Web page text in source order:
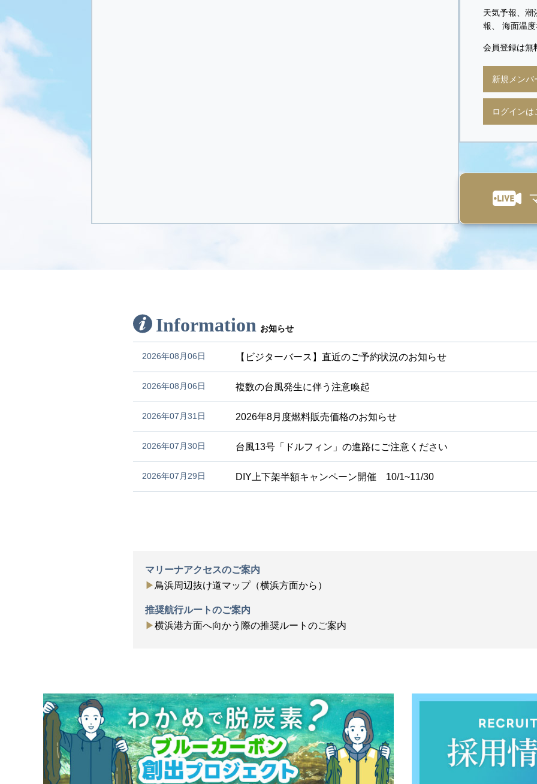
天気予報、潮
報、 海面温
会員登録は無
新規メンバ
ログインは
Information お知らせ
2026年08月06日 【ビジターバース】直近のご予約状況のお知らせ
2026年08月06日 複数の台風発生に伴う注意喚起
2026年07月31日 2026年8月度燃料販売価格のお知らせ
2026年07月30日 台風13号「ドルフィン」の進路にご注意ください
2026年07月29日 DIY上下架半額キャンペーン開催 10/1~11/30
マリーナアクセスのご案内
鳥浜周辺抜け道マップ（横浜方面から）
推奨航行ルートのご案内
横浜港方面へ向かう際の推奨ルートのご案内